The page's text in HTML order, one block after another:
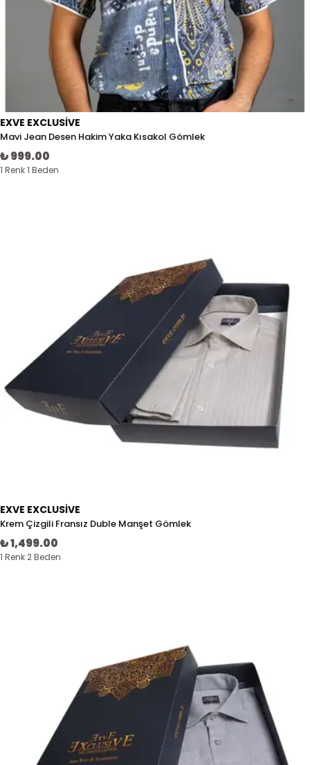
EXVE EXCLUSIVE
Mavi Jean Desen Hakim Yaka Kısakol Gömlek
₺ 999.00
1 Renk 1 Beden
EXVE EXCLUSIVE
Krem Çizgili Fransız Duble Manşet Gömlek
₺ 1,499.00
1 Renk 2 Beden